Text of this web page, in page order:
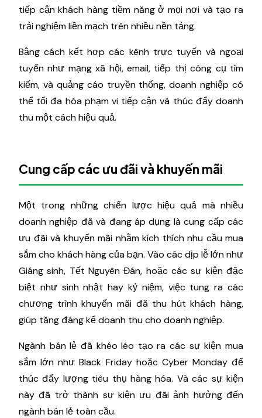
tiếp cận khách hàng tiềm năng ở mọi nơi và tạo ra
trải nghiệm liền mạch trên nhiều nền tảng.
Bằng cách kết hợp các kênh trực tuyến và ngoại
tuyến như mạng xã hội, email, tiếp thị công cụ tìm
kiếm, và quảng cáo truyền thống, doanh nghiệp có
thể tối đa hóa phạm vi tiếp cận và thúc đẩy doanh
thu một cách hiệu quả.
Cung cấp các ưu đãi và khuyến mãi
Một trong những chiến lược hiệu quả mà nhiều
doanh nghiệp đã và đang áp dụng là cung cấp các
ưu đãi và khuyến mãi nhằm kích thích nhu cầu mua
sắm cho khách hàng của bạn. Vào các dịp lễ lớn như
Giáng sinh, Tết Nguyên Đán, hoặc các sự kiện đặc
biệt như sinh nhật hay kỷ niệm, việc tung ra các
chương trình khuyến mãi đã thu hút khách hàng,
giúp tăng đáng kể doanh thu cho doanh nghiệp.
Ngành bán lẻ đã khéo léo tạo ra các sự kiện mua
sắm lớn như Black Friday hoặc Cyber Monday để
thúc đẩy lượng tiêu thụ hàng hóa. Và các sự kiện
này đã trở thành sự kiện ưu đãi ảnh hưởng đến
ngành bán lẻ toàn cầu.